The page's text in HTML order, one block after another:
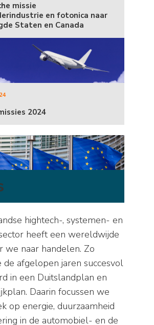
missie
en fotonica naar
Staten en Canada
2024
hightech-, systemen- en
heeft een wereldwijde
we naar handelen. Zo
afgelopen jaren succesvol
in een Duitslandplan en
Daarin focussen we
op energie, duurzaamheid
in de automobiel- en de